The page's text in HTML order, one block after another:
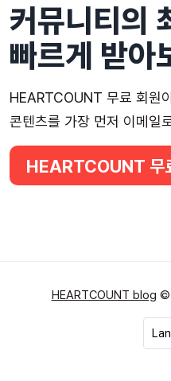
커뮤니티의
빠르게 받아
HEARTCOUNT 무료 회원
콘텐츠를 가장 먼저 이메일
HEARTCOUNT 무
HEARTCOUNT blog ©